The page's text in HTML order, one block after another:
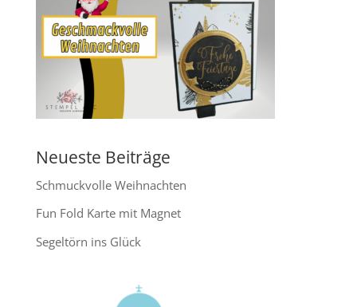
Neueste Beiträge
Schmuckvolle Weihnachten
Fun Fold Karte mit Magnet
Segeltörn ins Glück